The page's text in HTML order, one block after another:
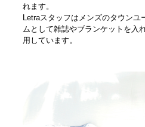
れます。
Letraスタッフはメンズのタウン
ムとして雑誌やブランケットを入
用しています。